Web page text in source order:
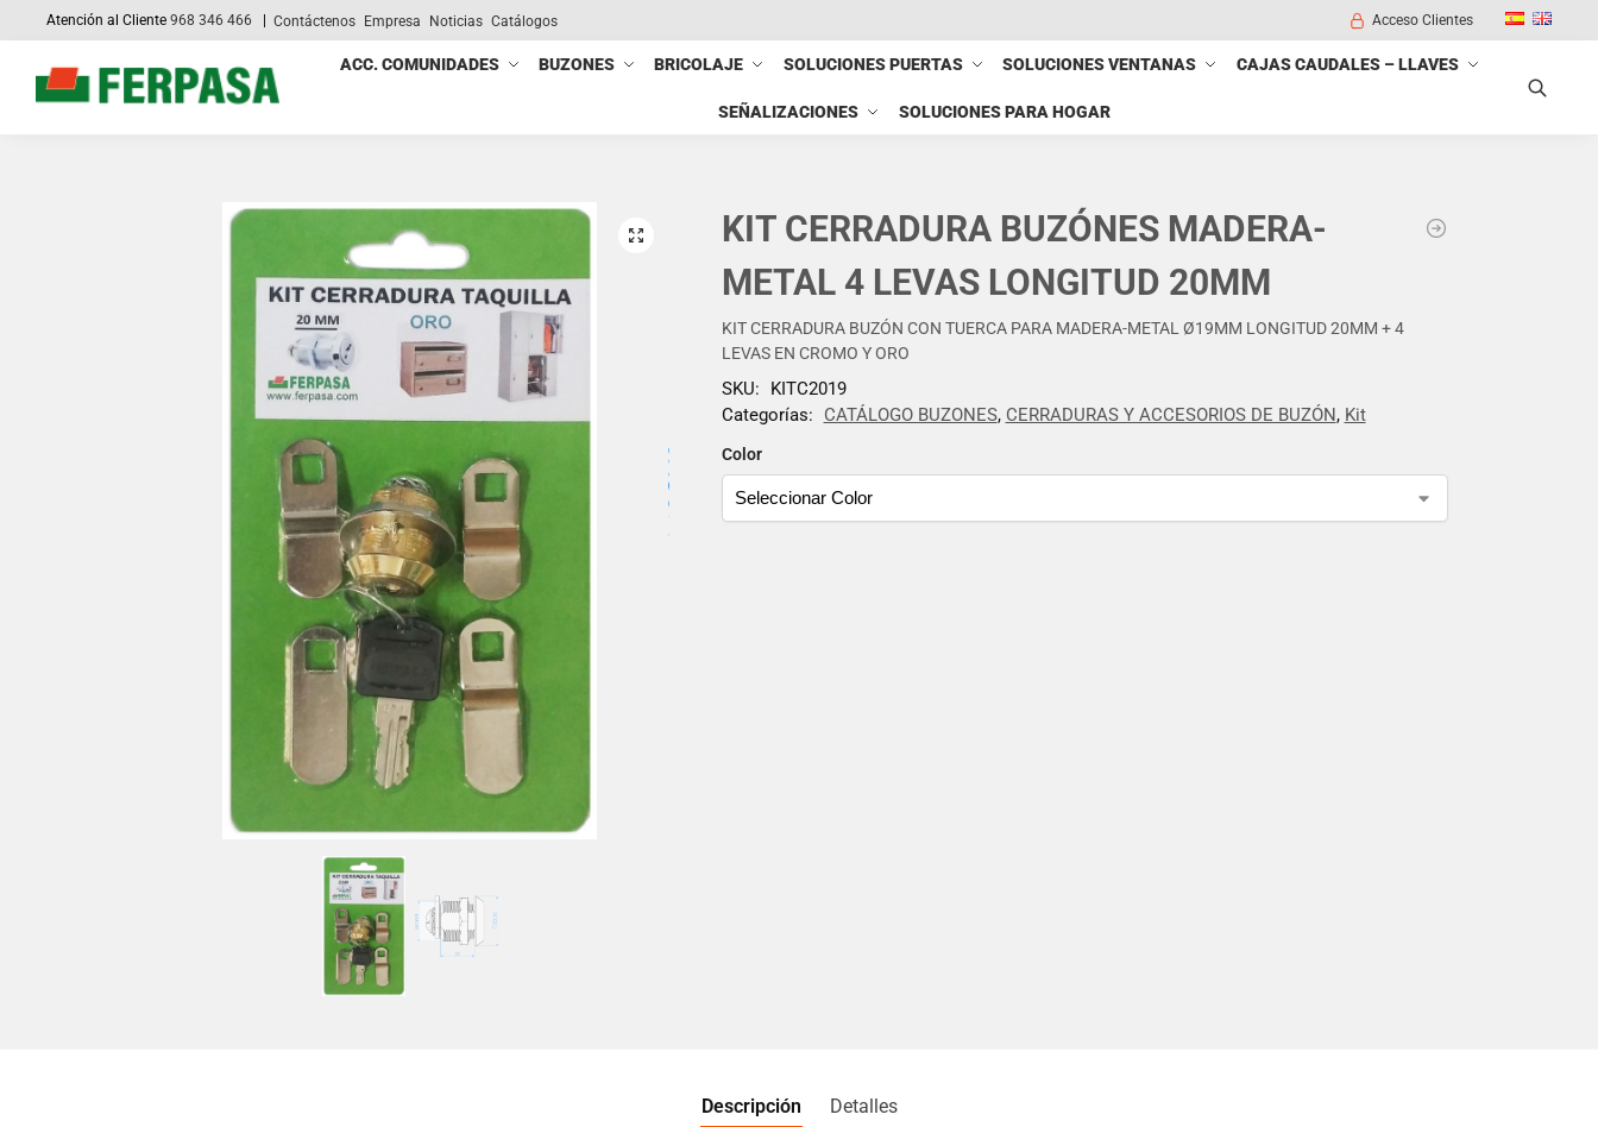
Atención al Cliente968 346 466 Contáctenos Empresa Noticias Catálogos Acceso Clientes
ACC. COMUNIDADES BUZONES BRICOLAJE SOLUCIONES PUERTAS SOLUCIONES VENTANAS CAJAS CAUDALES – LLAVES
SEÑALIZACIONES SOLUCIONES PARA HOGAR
Search
KIT CERRADURA BUZÓNES MADERA-
METAL 4 LEVAS LONGITUD 20MM
Color
SKU:
KITC2019
Categorías:
CATÁLOGO BUZONES, CERRADURAS Y ACCESORIOS DE BUZÓN, Kit
KIT CERRADURA BUZÓN CON TUERCA PARA MADERA-METAL Ø19MM LONGITUD 20MM + 4
LEVAS EN CROMO Y ORO
Descripción Detalles